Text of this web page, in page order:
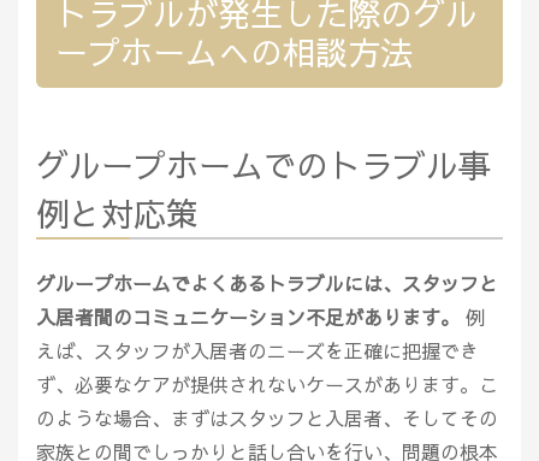
トラブルが発生した際のグル
ープホームへの相談方法
グループホームでのトラブル事
例と対応策
グループホームでよくあるトラブルには、スタッフと
入居者間のコミュニケーション不足があります。
例
えば、スタッフが入居者のニーズを正確に把握でき
ず、必要なケアが提供されないケースがあります。こ
のような場合、まずはスタッフと入居者、そしてその
家族との間でしっかりと話し合いを行い、問題の根本